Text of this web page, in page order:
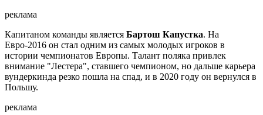
реклама
Капитаном команды является Бартош Капустка. На
Евро-2016 он стал одним из самых молодых игроков в
истории чемпионатов Европы. Талант поляка привлек
внимание "Лестера", ставшего чемпионом, но дальше карьера
вундеркинда резко пошла на спад, и в 2020 году он вернулся в
Польшу.
реклама